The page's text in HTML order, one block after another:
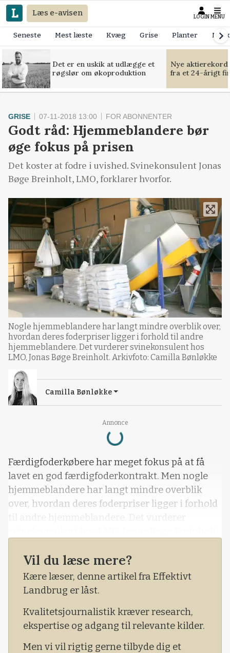
Læs e-avisen LOGIN MENU
Seneste Mest læste Kvæg Grise Planter
Det er en uskik at udlægge et
røgslør om økoproduktion
Nye
fra et 24-årigt
Annonce
Loading...
GRISE 07-11-2018 13:00 FOR ABONNENTER
Godt råd: Hjemmeblandere bør
øge fokus på prisen
Det koster at fodre i uvished. Svinekonsulent Jonas
Bøge Breinholt, LMO, forklarer hvorfor.
Nogle hjemmeblandere har langt mindre overblik over,
hvordan deres foderpriser ligger i forhold til andre
hjemmeblandere. Det vurderer svinekonsulent hos
LMO, Jonas Bøge Breinholt. Arkivfoto: Camilla Bønløkke
Camilla Bønløkke
Færdigfoderkøbere har meget fokus på at få
lavet en god færdigfoderkontrakt. Men nogle
hjemmeblandere har langt mindre overblik
over, hvordan deres foderpriser ligger i forhold
til andre hjemmeblandere. Det vurderer
- I DB-Tjek får du syn for sagen. De laveste
foderpriser (smågrisefoder) i 1. halvår 2018 har
ligget på cirka 1,80 kr./Fes, og de højeste har
ligget på 2,25
Vil du læse mere?
Kære læser, denne artikel fra Effektivt
Landbrug er låst.
Kvalitetsjournalistik kræver research,
ekspertise og adgang til relevante kilder.
Men vi vil rigtig gerne tilbyde dig et